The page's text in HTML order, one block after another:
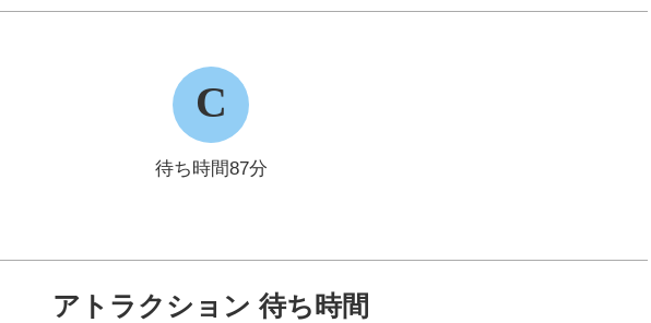
C
待ち時間87分
アトラクション 待ち時間